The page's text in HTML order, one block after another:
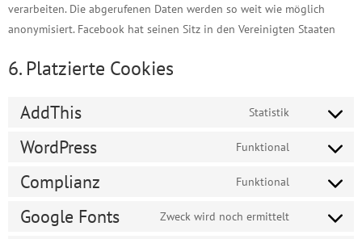
verarbeiten. Die abgerufenen Daten werden so weit wie möglich
anonymisiert. Facebook hat seinen Sitz in den Vereinigten Staaten
6. Platzierte Cookies
AddThis Statistik
Consent
addthis
WordPress Funktional
Consent
wordpress
Complianz Funktional
Consent
Google Fonts Zweck wird noch ermittelt
Consent